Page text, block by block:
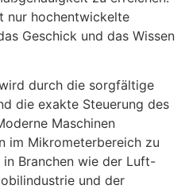
nur hochentwickelte
Geschick und das Wissen
durch die sorgfältige
die exakte Steuerung des
Maschinen
im Mikrometerbereich zu
Branchen wie der Luft-
und der